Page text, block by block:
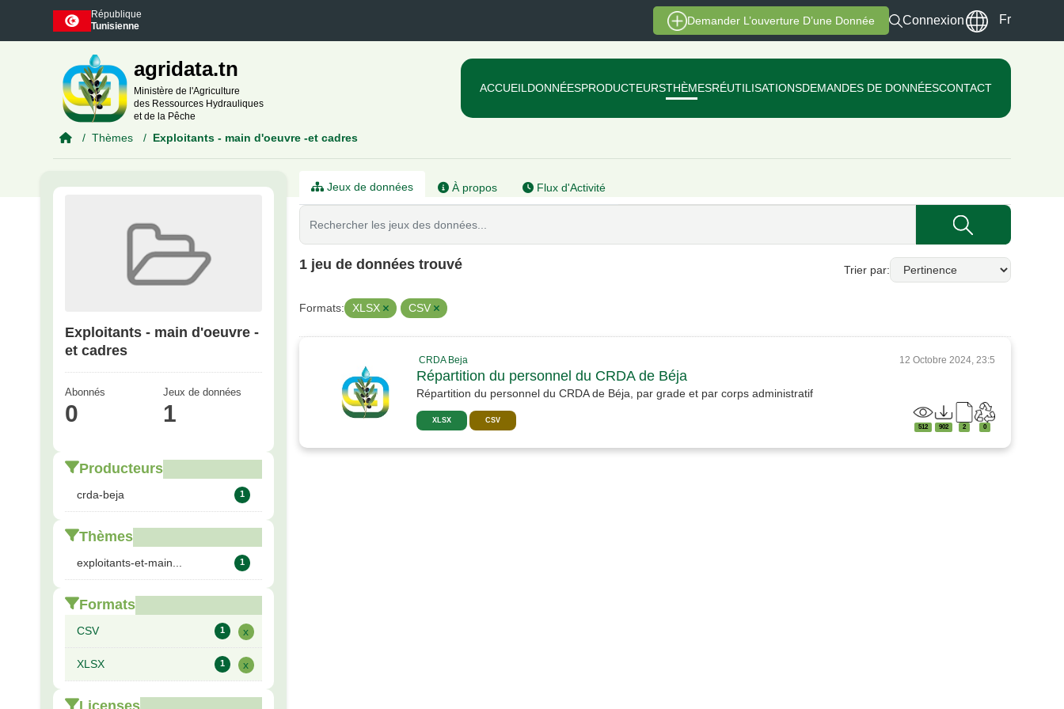
Skip to main content
République
Tunisienne
Demander L’ouverture D’une Donnée Connexion Fr
agridata.tn
Ministère de l'Agriculture
des Ressources Hydrauliques
et de la Pêche
ACCUEIL DONNÉESPRODUCTEURSTHÈMESRÉUTILISATIONSDEMANDES DE DONNÉESCONTACT
Thèmes Exploitants - main d'oeuvre -et cadres
Exploitants - main d'oeuvre -
et cadres
Abonnés
0
Jeux de données
1
Producteurs
crda-beja 1
Thèmes
exploitants-et-main... 1
Formats
CSV 1 x
XLSX 1 x
Licenses
Jeux de données À propos Flux d'Activité
Trier par
1 jeu de données trouvé
Formats: XLSX CSV
CRDA Beja 12 Octobre 2024, 23:5
Répartition du personnel du CRDA de Béja
Répartition du personnel du CRDA de Béja, par grade et par corps administratif
XLSX CSV
512 902 2 0